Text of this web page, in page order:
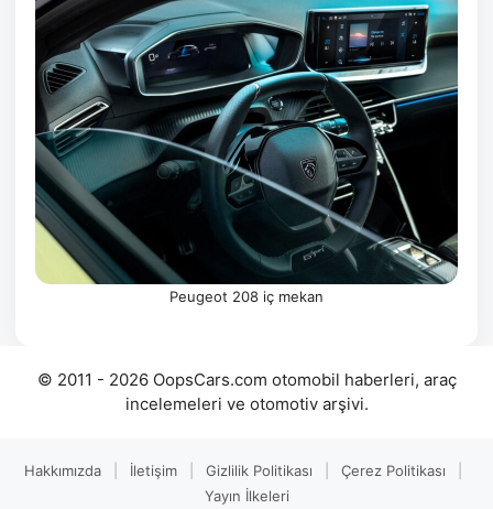
Peugeot 208 iç mekan
© 2011 - 2026 OopsCars.com otomobil haberleri, araç
incelemeleri ve otomotiv arşivi.
Hakkımızda İletişim Gizlilik Politikası Çerez Politikası
Yayın İlkeleri